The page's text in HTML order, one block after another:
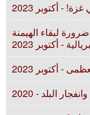
- أكتوبر 2023
لبقاء الهيمنة
- أكتوبر 2023
- أكتوبر 2023
البلد - 2020